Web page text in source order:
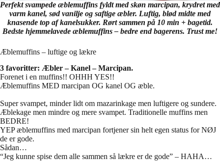
Perfekt svampede æblemuffins fyldt med skøn marcipan, krydret med
varm kanel, sød vanilje og saftige æbler. Luftig, blød midte med
knasende top af kanelsukker. Rørt sammen på 10 min + bagetid.
Bedste hjemmelavede æblemuffins – bedre end bagerens. Trust me!
Æblemuffins – luftige og lækre
3 favoritter: Æbler – Kanel – Marcipan.
Forenet i en muffins!! OHHH YES!!
Æblemuffins MED marcipan OG kanel OG æble.
Super svampet, minder lidt om mazarinkage men luftigere og sundere.
Æblekage men mindre og mere svampet. Traditionelle muffins men
BEDRE!
YEP æblemuffins med marcipan fortjener sin helt egen status for NØJ
de er gode.
Sådan…
“Jeg kunne spise dem alle sammen så lækre er de gode” – HAHA…